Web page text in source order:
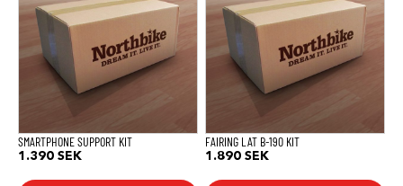
SMARTPHONE SUPPORT KIT
1.390 SEK
FAIRING LAT B-190 KIT
1.890 SEK